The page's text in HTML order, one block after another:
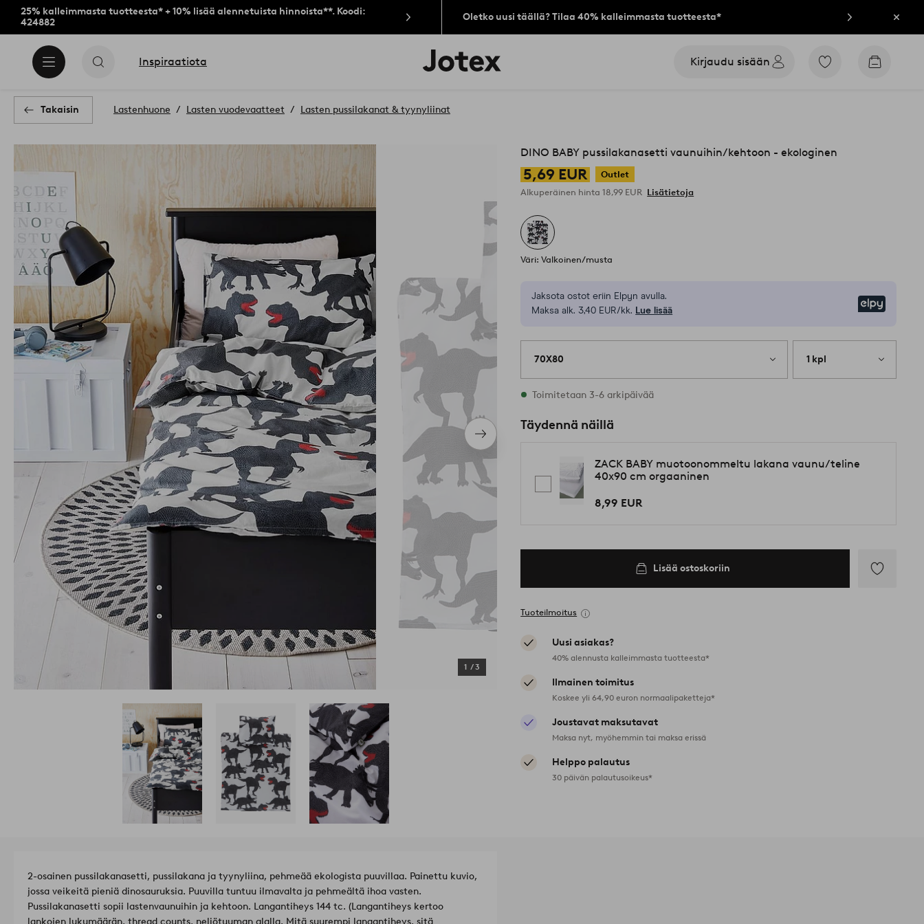
25% kalleimmasta tuotteesta* + 10% lisää alennetuista hinnoista**. Koodi:
424882
Oletko uusi täällä? Tilaa 40% kalleimmasta tuotteesta* Sulje
Inspiraatiota
Jotex-
logo
aloitussivulle
Kirjaudu sisään
Siirry
Siirry
Takaisin Lastenhuone Lasten vuodevaatteet Lasten pussilakanat & tyynyliinat
Seuraava
tuote
1 /3
DINO BABY pussilakanasetti vaunuihin/kehtoon - ekologinen
5,69 EUR
Outlet
Alkuperäinen hinta18,99 EUR Lisätietoja
Väri: Valkoinen/musta
Jaksota ostot eriin Elpyn avulla.
Maksa alk. 3,40 EUR/kk. Lue lisää
70X80 1 kpl
Varastossa
Toimitetaan 3-6 arkipäivää
Täydennä näillä
ZACK BABY muotoonommeltu lakana vaunu/teline
40x90 cm orgaaninen
8,99 EUR
Lisää ostoskoriin
Tuoteilmoitus
Uusi asiakas?
40% alennusta kalleimmasta tuotteesta*
Ilmainen toimitus
Koskee yli 64,90 euron normaalipaketteja*
Joustavat maksutavat
Maksa nyt, myöhemmin tai maksa erissä
Helppo palautus
30 päivän palautusoikeus*
2-osainen pussilakanasetti, pussilakana ja tyynyliina, pehmeää ekologista puuvillaa. Painettu kuvio,
jossa veikeitä pieniä dinosauruksia. Puuvilla tuntuu ilmavalta ja pehmeältä ihoa vasten.
Pussilakanasetti sopii lastenvaunuihin ja kehtoon. Langantiheys 144 tc. (Langantiheys kertoo
lankojen lukumäärän, thread counts, neliötuuman alalla. Mitä suurempi langantiheys, sitä